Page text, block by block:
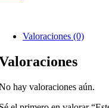
Valoraciones (0)
hay valoraciones aún.